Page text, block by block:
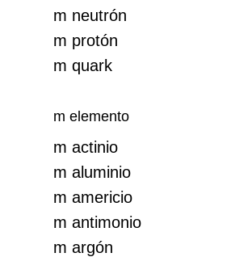
m neutrón
m protón
m quark
m elemento
m actinio
m aluminio
m americio
m antimonio
m argón